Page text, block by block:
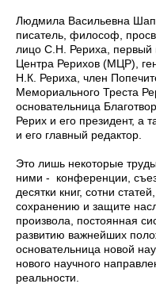
Людмила Васильевна
писатель, философ,
лицо С.Н. Рериха, первый
Центра Рерихов (МЦР),
Н.К. Рериха, член
Мемориального Треста
основательница
Рерих и его президент, а
и его главный редактор.
Это лишь некоторые
ними - конференции,
десятки книг, сотни
сохранению и защите
произвола, постоянная
развитию важнейших
основательница новой
нового научного
реальности.